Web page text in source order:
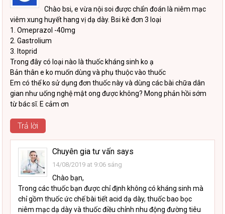
Chào bsi, e vừa nội soi được chẩn đoán là niêm mạc
viêm xung huyết hang vị dạ dày. Bsi kê đơn 3 loại
1. Omeprazol -40mg
2. Gastrolium
3. Itoprid
Trong đây có loại nào là thuốc kháng sinh ko ạ
Bản thân e ko muốn dùng và phụ thuộc vào thuốc
Em có thể ko sử dụng đơn thuốc này và dùng các bài chữa dân
gian như uống nghệ mật ong được không? Mong phản hồi sớm
từ bác sĩ. E cảm ơn
Trả lời
Chuyên gia tư vấn says
14/08/2019 at 9:06 sáng
Chào bạn,
Trong các thuốc bạn được chỉ định không có kháng sinh mà
chỉ gồm thuốc ức chế bài tiết acid dạ dày, thuốc bao bọc
niêm mạc dạ dày và thuốc điều chỉnh nhu động đường tiêu